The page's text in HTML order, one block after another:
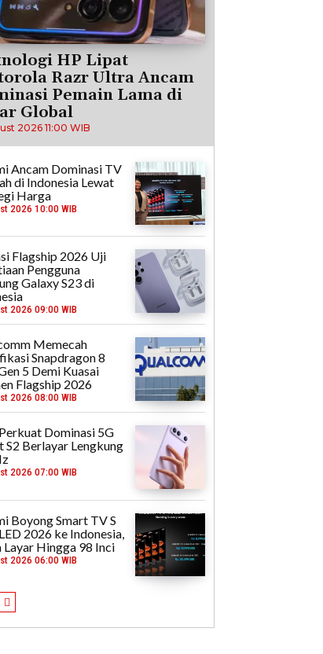
HP Lipat
Razr Ultra Ancam
Pemain Lama di
Global
2026 11:00 WIB
Ancam Dominasi TV
di Indonesia Lewat
Harga
2026 10:00 WIB
Flagship 2026 Uji
Pengguna
Galaxy S23 di
2026 09:00 WIB
Memecah
Snapdragon 8
5 Demi Kuasai
Flagship 2026
2026 08:00 WIB
Dominasi 5G
S2 Berlayar Lengkung
2026 07:00 WIB
Boyong Smart TV S
2026 ke Indonesia,
Layar Hingga 98 Inci
2026 06:00 WIB